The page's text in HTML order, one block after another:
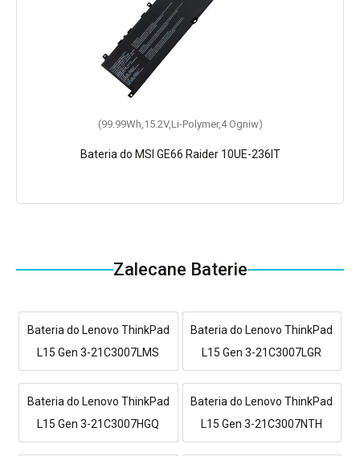
(99.99Wh,15.2V,Li-Polymer,4 Ogniw)
Bateria do MSI GE66 Raider 10UE-236IT
Zalecane Baterie
Bateria do Lenovo ThinkPad
L15 Gen 3-21C3007LMS
Bateria do Lenovo ThinkPad
L15 Gen 3-21C3007LGR
Bateria do Lenovo ThinkPad
L15 Gen 3-21C3007HGQ
Bateria do Lenovo ThinkPad
L15 Gen 3-21C3007NTH